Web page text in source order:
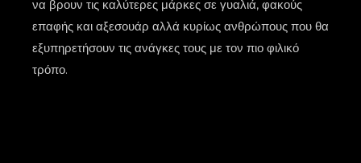
να βρουν τις καλύτερες μάρκες σε γυαλιά, φακούς
επαφής και αξεσουάρ αλλά κυρίως ανθρώπους που θα
εξυπηρετήσουν τις ανάγκες τους με τον πιο φιλικό
τρόπο.